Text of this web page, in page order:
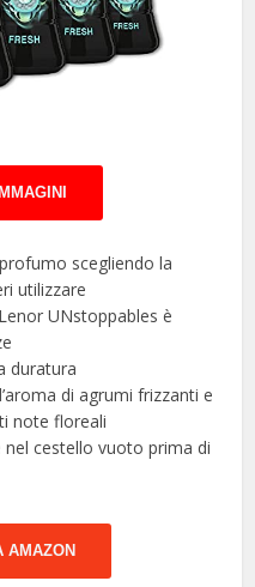
scegliendo la
utilizzare
UNstoppables è
duratura
di agrumi frizzanti e
note floreali
cestello vuoto prima di
AMAZON